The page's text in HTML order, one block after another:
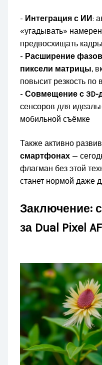
- Интеграция с ИИ :
«угадывать»
предвосхищать кадры
- Расширение
пиксели матрицы,
повысит резкость
-Совмещение с
сенсоров для
мобильной съёмке
Также активно
смартфонах —
флагман без этой
станет нормой даже
Заключение:
за Dual Pixel